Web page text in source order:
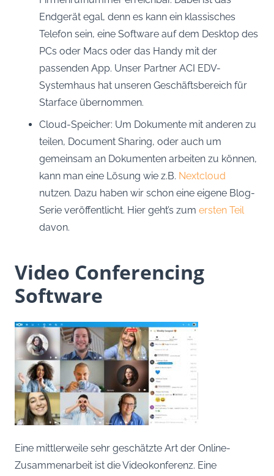
Endgerät egal, denn es kann ein klassisches
Telefon sein, eine Software auf dem Desktop des
PCs oder Macs oder das Handy mit der
passenden App. Unser Partner ACI EDV-
Systemhaus hat unseren Geschäftsbereich für
Starface übernommen.
Cloud-Speicher: Um Dokumente mit anderen zu
teilen, Document Sharing, oder auch um
gemeinsam an Dokumenten arbeiten zu können,
kann man eine Lösung wie z.B. Nextcloud
nutzen. Dazu haben wir schon eine eigene Blog-
Serie veröffentlicht. Hier geht’s zum ersten Teil
davon.
Video Conferencing
Software
Eine mittlerweile sehr geschätzte Art der Online-
Zusammenarbeit ist die Videokonferenz. Eine